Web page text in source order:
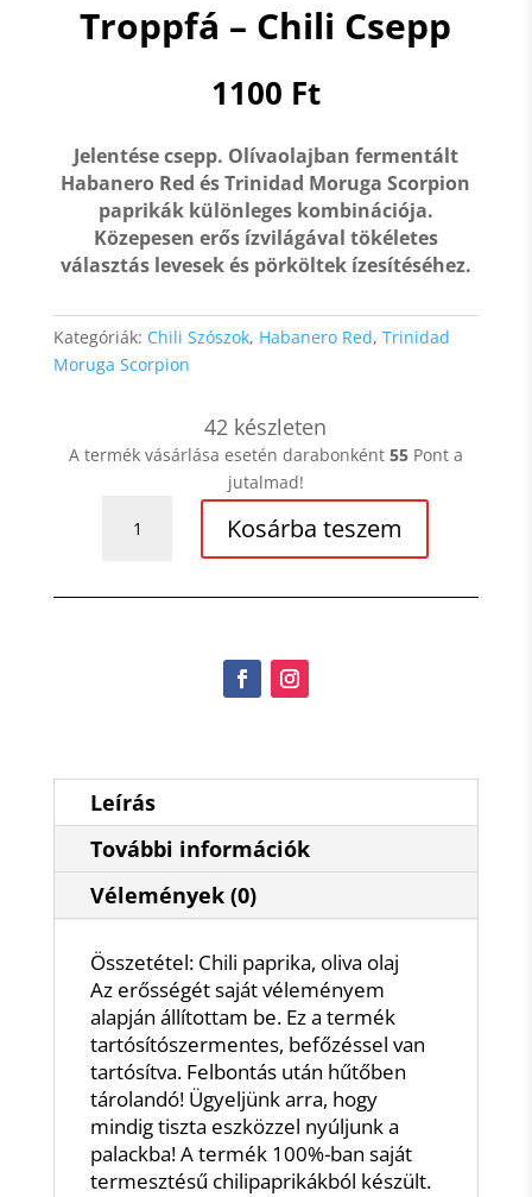
Troppfá – Chili Csepp
1100 Ft
Jelentése csepp. Olívaolajban fermentált
Habanero Red és Trinidad Moruga Scorpion
paprikák különleges kombinációja.
Közepesen erős ízvilágával tökéletes
választás levesek és pörköltek ízesítéséhez.
Kategóriák: Chili Szószok, Habanero Red, Trinidad
Moruga Scorpion
42 készleten
A termék vásárlása esetén darabonként 55Pont a
jutalmad!
Kosárba teszem
Leírás
További információk
Vélemények (0)
Összetétel: Chili paprika, oliva olaj
Az erősségét saját véleményem
alapján állítottam be. Ez a termék
tartósítószermentes, befőzéssel van
tartósítva. Felbontás után hűtőben
tárolandó! Ügyeljünk arra, hogy
mindig tiszta eszközzel nyúljunk a
palackba! A termék 100%-ban saját
termesztésű chilipaprikákból készült.